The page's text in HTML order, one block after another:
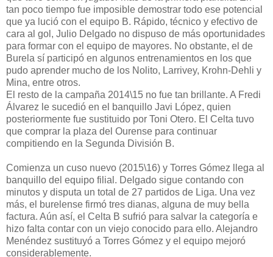
tan poco tiempo fue imposible demostrar todo ese potencial
que ya lució con el equipo B. Rápido, técnico y efectivo de
cara al gol, Julio Delgado no dispuso de más oportunidades
para formar con el equipo de mayores. No obstante, el de
Burela sí participó en algunos entrenamientos en los que
pudo aprender mucho de los Nolito, Larrivey, Krohn-Dehli y
Mina, entre otros.
El resto de la campaña 2014\15 no fue tan brillante. A Fredi
Álvarez le sucedió en el banquillo Javi López, quien
posteriormente fue sustituido por Toni Otero. El Celta tuvo
que comprar la plaza del Ourense para continuar
compitiendo en la Segunda División B.
Comienza un cuso nuevo (2015\16) y Torres Gómez llega al
banquillo del equipo filial. Delgado sigue contando con
minutos y disputa un total de 27 partidos de Liga. Una vez
más, el burelense firmó tres dianas, alguna de muy bella
factura. Aún así, el Celta B sufrió para salvar la categoría e
hizo falta contar con un viejo conocido para ello. Alejandro
Menéndez sustituyó a Torres Gómez y el equipo mejoró
considerablemente.